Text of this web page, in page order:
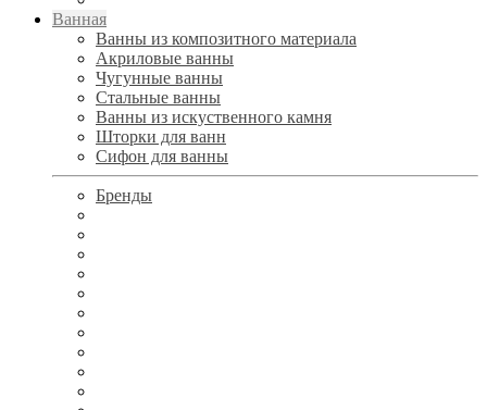
Ванная
Ванны из композитного материала
Акриловые ванны
Чугунные ванны
Стальные ванны
Ванны из искуственного камня
Шторки для ванн
Сифон для ванны
Бренды